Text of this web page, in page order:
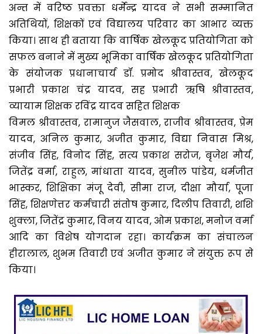
अन्त में वरिष्ठ प्रवक्ता धर्मेन्द्र यादव ने सभी सम्मानित
अतिथियों, शिक्षकों एवं विद्यालय परिवार का आभार व्यक्त
किया। साथ ही बताया कि वार्षिक खेलकूद प्रतियोगिता को
सफल बनाने में मुख्य भूमिका वार्षिक खेलकूद प्रतियोगिता
के संयोजक प्रधानाचार्य डॉ. प्रमोद श्रीवास्तव, खेलकूद
प्रभारी प्रकाश चंद्र यादव, सह प्रभारी ऋषि श्रीवास्तव,
व्यायाम शिक्षक रविंद्र यादव सहित शिक्षक
विमल श्रीवास्तव, रामानुज जैसवाल, राजीव श्रीवास्तव, प्रेम
यादव, अनिल कुमार, अजीत कुमार, विद्या निवास मिश्र,
संजीव सिंह, विनोद सिंह, सत्य प्रकाश सरोज, बृजेश मौर्य,
जितेंद्र वर्मा, राहुल, मांधाता यादव, सुनील पांडेय, धर्मजीत
भास्कर, शिक्षिका मंजू देवी, सीमा राज, दीक्षा मौर्या, पूजा
सिंह, शिक्षणेत्तर कर्मचारी संतोष कुमार, दिलीप तिवारी, शशि
शुक्ला, जितेंद्र कुमार, विनय यादव, ओम प्रकाश, मनोज वर्मा
आदि का विशेष योगदान रहा। कार्यक्रम का संचालन
हीरालाल, शुभम तिवारी एवं अजीत कुमार ने संयुक्त रूप से
किया।